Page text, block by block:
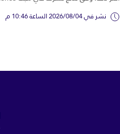
نشر في 2026/08/04 الساعة 10:46 م